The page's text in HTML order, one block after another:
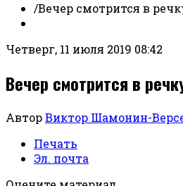
/Вечер смотрится в
Четверг, 11 июля 2019 08:42
Вечер смотрится в
АвторВиктор Шамонин-
Печать
Эл. почта